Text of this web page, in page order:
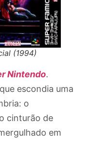
(1994)
Nintendo.
escondia uma
o
cinturão de
em